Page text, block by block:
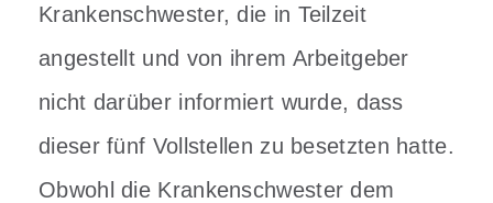
Krankenschwester, die in Teilzeit
angestellt und von ihrem Arbeitgeber
nicht darüber informiert wurde, dass
dieser fünf Vollstellen zu besetzten hatte.
Obwohl die Krankenschwester dem